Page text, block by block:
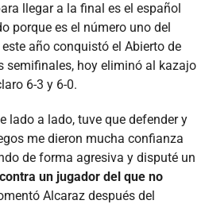
llegar a la final es el español
porque es el número uno del
año conquistó el Abierto de
semifinales, hoy eliminó al kazajo
6-3 y 6-0.
lado a lado, tuve que defender y
me dieron mucha confianza
de forma agresiva y disputé un
un jugador del que no
Alcaraz después del